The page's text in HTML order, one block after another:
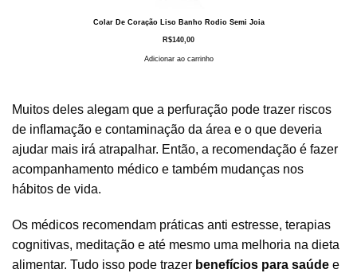
Colar De Coração Liso Banho Rodio Semi Joia
R$140,00
Adicionar ao carrinho
Muitos deles alegam que a perfuração pode trazer riscos
de inflamação e contaminação da área e o que deveria
ajudar mais irá atrapalhar. Então, a recomendação é fazer
acompanhamento médico e também mudanças nos
hábitos de vida.
Os médicos recomendam práticas anti estresse, terapias
cognitivas, meditação e até mesmo uma melhoria na dieta
alimentar. Tudo isso pode trazer benefícios para saúde e